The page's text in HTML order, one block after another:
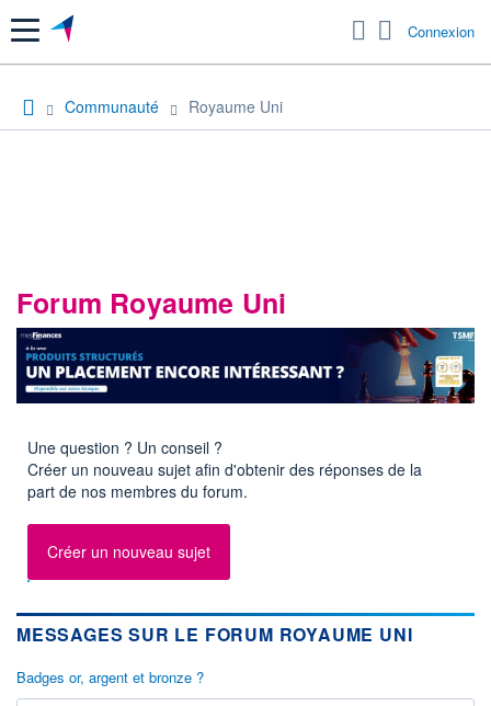
Menu Connexion
Communauté Royaume Uni
Forum Royaume Uni
Une question ? Un conseil ?
Créer un nouveau sujet afin d'obtenir des réponses de la
part de nos membres du forum.
Créer un nouveau sujet
MESSAGES SUR LE FORUM ROYAUME UNI
Badges or, argent et bronze ?